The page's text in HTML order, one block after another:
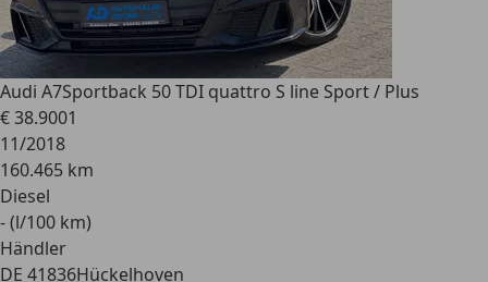
Audi A7Sportback 50 TDI quattro S line Sport / Plus
€ 38.9001
11/2018
160.465 km
Diesel
- (l/100 km)
Händler
DE 41836Hückelhoven